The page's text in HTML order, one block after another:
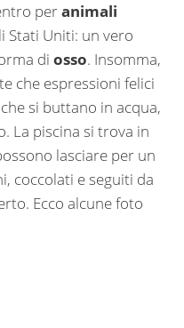
peranimali
Stati Uniti: un vero
di osso. Insomma,
che espressioni felici
che si buttano in acqua,
La piscina si trova in
lasciare per un
coccolati e seguiti da
Ecco alcune foto